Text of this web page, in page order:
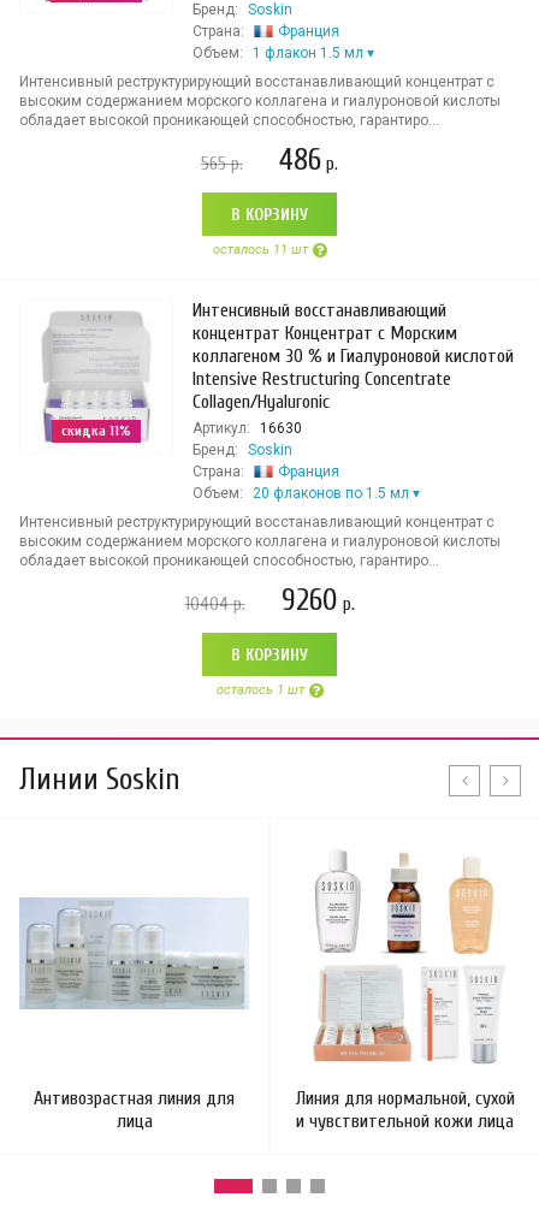
Бренд:
Soskin
Страна:
Франция
Объем:
1 флакон 1.5 мл
Интенсивный реструктурирующий восстанавливающий концентрат с
высоким содержанием морского коллагена и гиалуроновой кислоты
обладает высокой проникающей способностью, гарантиро...
565р. 486 р.
В КОРЗИНУ
осталось 11 шт
скидка 11%
Интенсивный восстанавливающий
концентрат Концентрат с Морским
коллагеном 30 % и Гиалуроновой кислотой
Intensive Restructuring Concentrate
Collagen/Hyaluronic
Артикул:
16630
Бренд:
Soskin
Страна:
Франция
Объем:
20 флаконов по 1.5 мл
Интенсивный реструктурирующий восстанавливающий концентрат с
высоким содержанием морского коллагена и гиалуроновой кислоты
обладает высокой проникающей способностью, гарантиро...
10404р. 9260 р.
В КОРЗИНУ
осталось 1 шт
Линии Soskin
Антивозрастная линия для
лица
Линия для нормальной, сухой
и чувствительной кожи лица